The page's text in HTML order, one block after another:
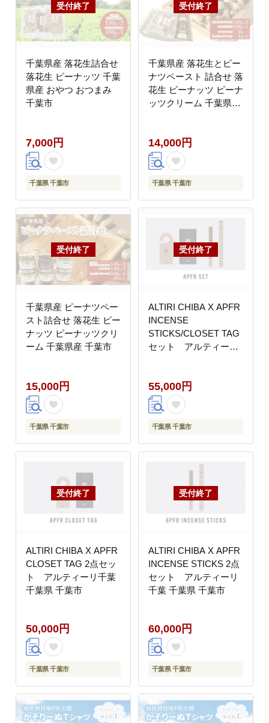
千葉県産 落花生詰合せ
落花生 ピーナッツ 千葉
県産 おやつ おつまみ
千葉市
7,000円
千葉県 千葉市
千葉県産 落花生とピー
ナツペースト 詰合せ 落
花生 ピーナッツ ピーナ
ッツクリーム 千葉県産
14,000円
千葉県 千葉市
千葉県産 ピーナツペー
スト詰合せ 落花生 ピー
ナッツ ピーナッツクリ
ーム 千葉県産 千葉市
15,000円
千葉県 千葉市
ALTIRI CHIBA X APFR
INCENSE
STICKS/CLOSET TAG
セット アルティーリ
55,000円
千葉県 千葉市
ALTIRI CHIBA X APFR
CLOSET TAG 2点セッ
ト アルティーリ千葉
千葉県 千葉市
50,000円
千葉県 千葉市
ALTIRI CHIBA X APFR
INCENSE STICKS 2点
セット アルティーリ
千葉 千葉県 千葉市
60,000円
千葉県 千葉市